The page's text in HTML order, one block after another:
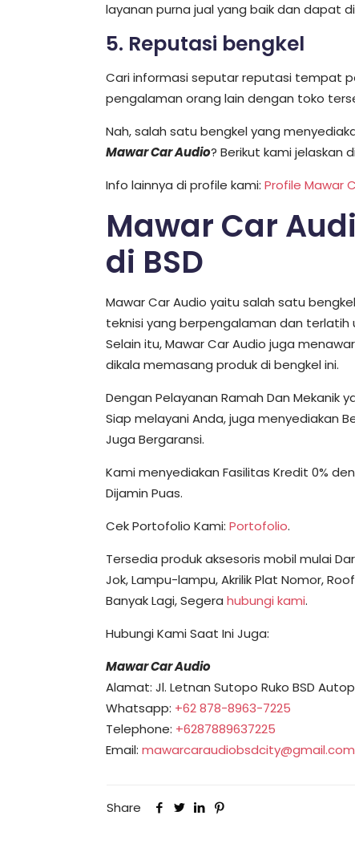
layanan purna jual yang baik dan dapat
5. Reputasi bengkel
Cari informasi seputar reputasi tempat
pengalaman orang lain dengan toko
Nah, salah satu bengkel yang
Mawar Car Audio? Berikut kami jelaskan
Info lainnya di profile kami:Profile Mawar
Mawar Car
di BSD
Mawar Car Audio yaitu salah satu
teknisi yang berpengalaman dan
Selain itu, Mawar Car Audio juga
dikala memasang produk di bengkel ini.
Dengan Pelayanan Ramah Dan Mekanik
Siap melayani Anda, juga menyediakan
Juga Bergaransi.
Kami menyediakan Fasilitas Kredit 0%
Dijamin Puas.
Cek Portofolio Kami:Portofolio.
Tersedia produk aksesoris mobil mulai
Jok, Lampu-lampu, Akrilik Plat Nomor,
Banyak Lagi, Segerahubungi kami.
Hubungi Kami Saat Ini Juga:
Mawar Car Audio
Alamat: Jl. Letnan Sutopo Ruko BSD
Whatsapp: +62 878-8963-7225
Telephone: +6287889637225
Email:mawarcaraudiobsdcity@gmail.com
Share